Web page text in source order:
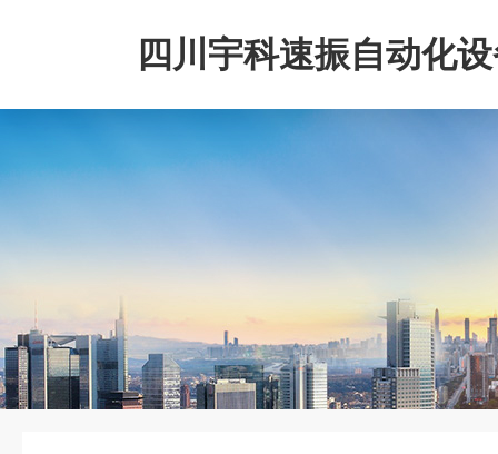
四川宇科速振自动化
公司